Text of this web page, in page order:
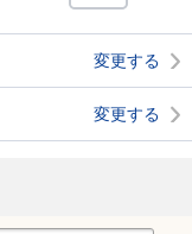
変更する
変更する